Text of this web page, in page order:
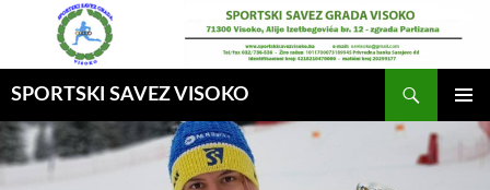
SPORTSKI SAVEZ VISOKO
GLAVNI